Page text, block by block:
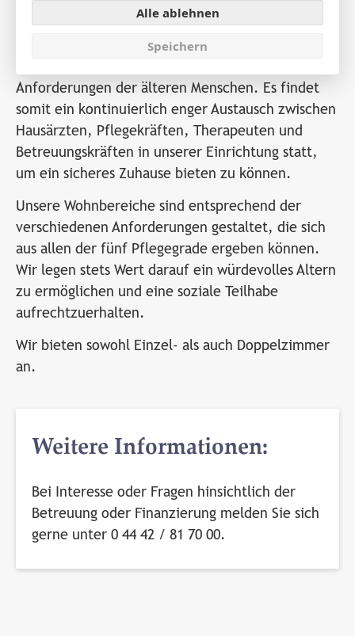
Die Pflege orientiert sich dabei am Behandlungs-
Anforderungen der älteren Menschen. Es findet
somit ein kontinuierlich enger Austausch zwischen
Hausärzten, Pflegekräften, Therapeuten und
Betreuungskräften in unserer Einrichtung statt,
um ein sicheres Zuhause bieten zu können.
Unsere Wohnbereiche sind entsprechend der
verschiedenen Anforderungen gestaltet, die sich
aus allen der fünf Pflegegrade ergeben können.
Wir legen stets Wert darauf ein würdevolles Altern
zu ermöglichen und eine soziale Teilhabe
aufrechtzuerhalten.
Wir bieten sowohl Einzel- als auch Doppelzimmer
an.
Weitere Informationen:
Bei Interesse oder Fragen hinsichtlich der
Betreuung oder Finanzierung melden Sie sich
gerne unter 0 44 42 / 81 70 00.
Alle ablehnen
Speichern